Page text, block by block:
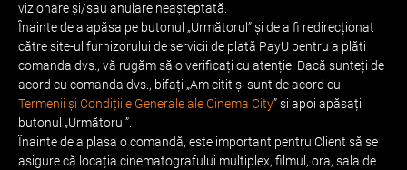
vizionare și/sau anulare neașteptată.
Înainte de a apăsa pe butonul „Următorul” și de a fi redirecționat
către site-ul furnizorului de servicii de plată PayU pentru a plăti
comanda dvs., vă rugăm să o verificați cu atenție. Dacă sunteți de
acord cu comanda dvs., bifați „Am citit și sunt de acord cu
Termenii și Condițiile Generale ale Cinema City” și apoi apăsați
butonul „Următorul”.
Înainte de a plasa o comandă, este important pentru Client să se
asigure că locația cinematografului multiplex, filmul, ora, sala de